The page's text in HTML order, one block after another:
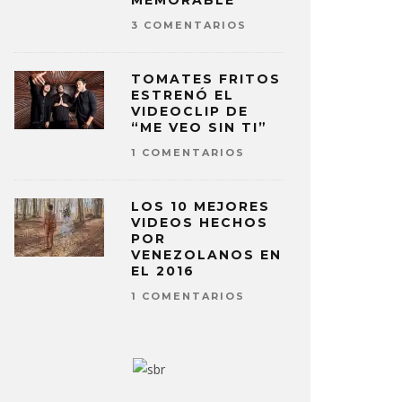
3 COMENTARIOS
TOMATES FRITOS
ESTRENÓ EL
VIDEOCLIP DE
“ME VEO SIN TI”
1 COMENTARIOS
LOS 10 MEJORES
VIDEOS HECHOS
POR
VENEZOLANOS EN
EL 2016
1 COMENTARIOS